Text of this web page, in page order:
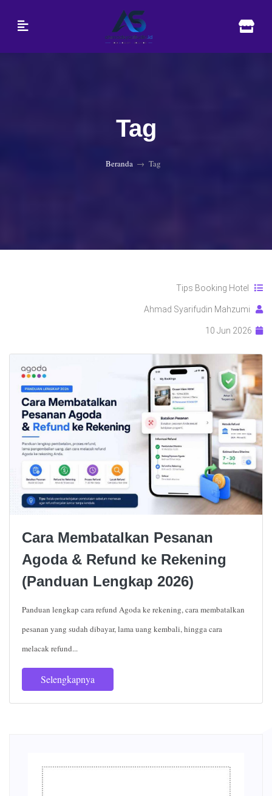
Tag
Beranda Tag
Tips Booking Hotel
Ahmad Syarifudin Mahzumi
10 Jun 2026
Cara Membatalkan Pesanan
Agoda & Refund ke Rekening
(Panduan Lengkap 2026)
Panduan lengkap cara refund Agoda ke rekening, cara membatalkan
pesanan yang sudah dibayar, lama uang kembali, hingga cara
melacak refund...
Selengkapnya